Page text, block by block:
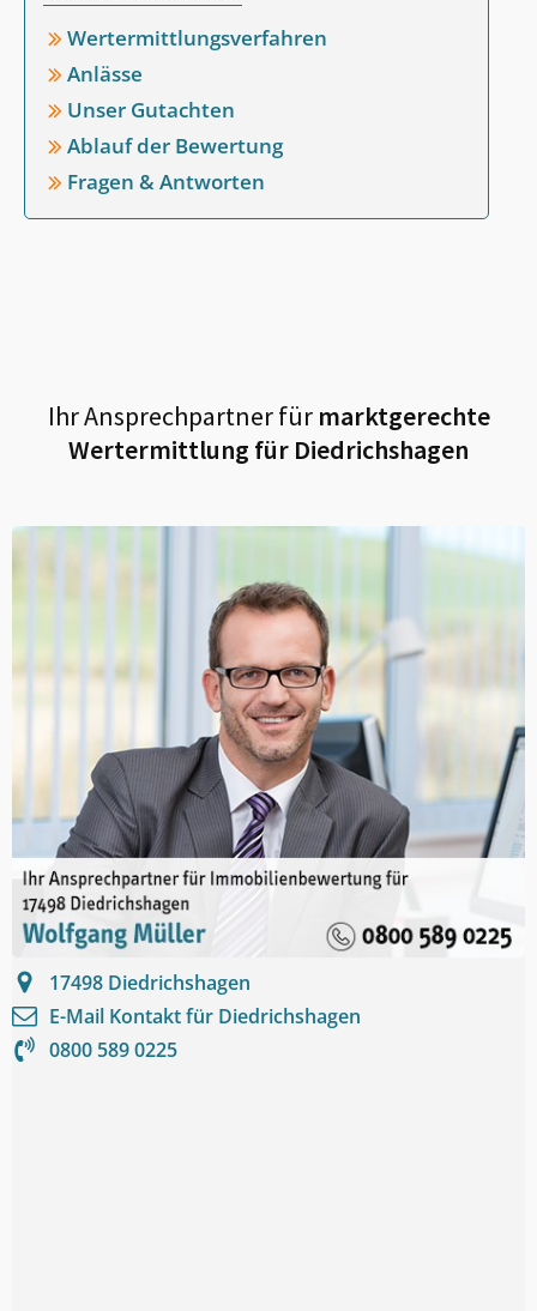
Wertermittlungsverfahren
Anlässe
Unser Gutachten
Ablauf der Bewertung
Fragen & Antworten
Ihr Ansprechpartner fürmarktgerechte
Wertermittlung für Diedrichshagen
17498 Diedrichshagen
E-Mail Kontakt für Diedrichshagen
0800 589 0225